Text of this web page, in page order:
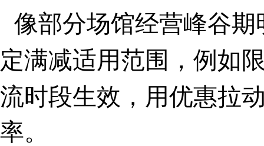
像部分场馆经营峰谷
定满减适用范围， 例如
流时段生效，用优惠拉
率。